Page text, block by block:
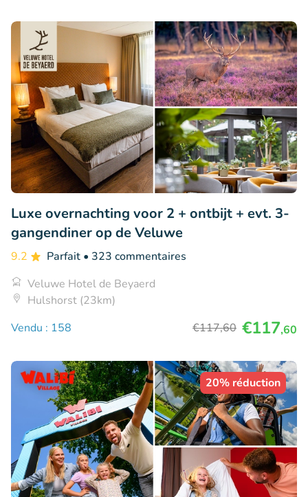
Luxe overnachting voor 2 + ontbijt + evt. 3-
gangendiner op de Veluwe
9.2 Parfait • 323 commentaires
Veluwe Hotel de Beyaerd
Hulshorst (23km)
Vendu : 158
€117,60 €117,60
20% réduction